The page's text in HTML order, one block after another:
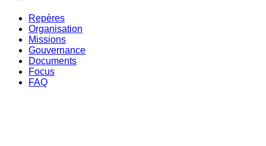
Repères
Organisation
Missions
Gouvernance
Documents
Focus
FAQ